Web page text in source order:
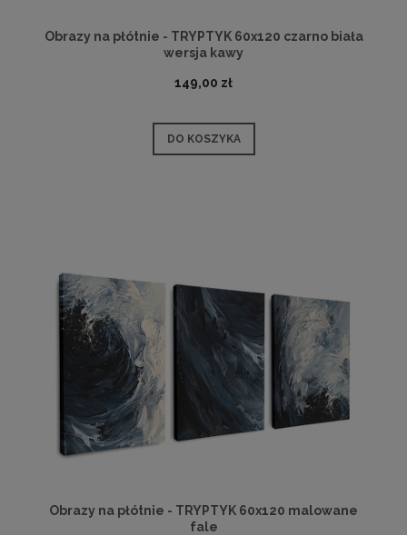
Obrazy na płótnie - TRYPTYK 60x120 czarno biała
wersja kawy
149,00 zł
DO KOSZYKA
Obrazy na płótnie - TRYPTYK 60x120 malowane
fale